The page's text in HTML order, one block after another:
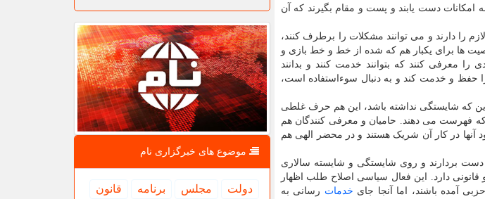
امکانات دست یابند و پست و مقام بگیرند که آن
را دارند و می توانند مشکلات را برطرف کنند،
ها برای یکبار هم که شده از خط و خط بازی و
معرفی کنند که بتوانند خدمت کنند و بدانند
حفظ و خدمت کند و به دنبال سوءاستفاده است،
این که شایستگی نداشته باشد، این هم حرف غلطی
فهرست می دهند. حامیان و معرفی کنندگان هم
آنها در کار آن شریک هستند و در محضر الهی هم
بردارند و روی شایستگی و شایسته سالاری
قانونی دارد. این فعال سیاسی اصلاح طلب اظهار
آمده باشند، اما آنجا جای خدمات رسانی به
موضوع های خبرگزاری نام
دولت مجلس برنامه
قانون